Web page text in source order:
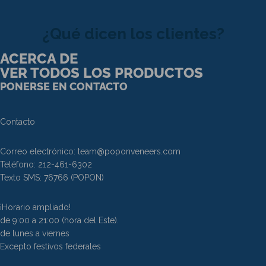
¿Qué dicen los clientes?
ACERCA DE
VER TODOS LOS PRODUCTOS
PONERSE EN CONTACTO
Contacto
Correo electrónico: team@poponveneers.com
Teléfono: 212-461-6302
Texto SMS: 76766 (POPON)
¡Horario ampliado!
de 9:00 a 21:00 (hora del Este).
de lunes a viernes
Excepto festivos federales